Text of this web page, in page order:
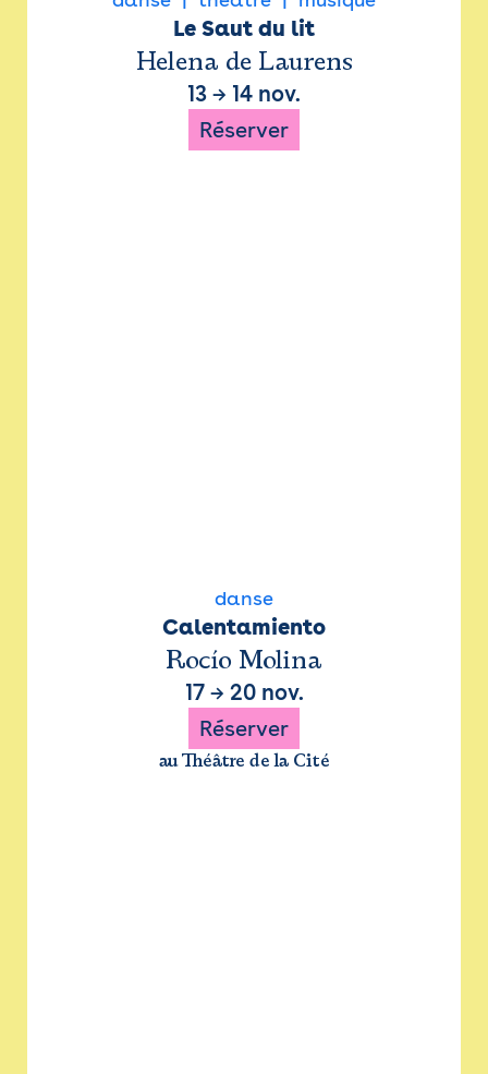
Le Saut du lit
Helena de Laurens
13 → 14 nov.
Réserver
danse
Calentamiento
Rocío Molina
17→ 20 nov.
Réserver
au Théâtre de la Cité